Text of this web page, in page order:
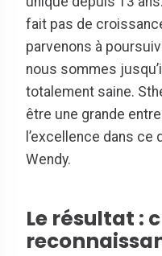
fait pas de
parvenons à
nous sommes
totalement saine.
être une grande
l’excellence dans
Wendy.
Le résultat :